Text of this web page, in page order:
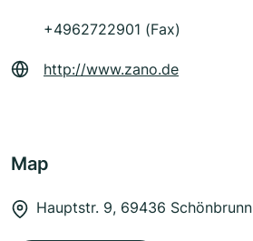
+4962722901 (Fax)
http://www.zano.de
Map
Hauptstr. 9, 69436 Schönbrunn